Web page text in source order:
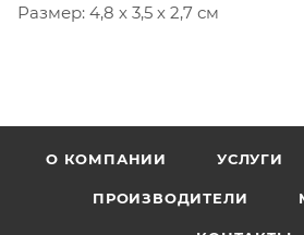
Размер: 4,8 х 3,5 х 2,7 см
О КОМПАНИИ УСЛУГИ
ПРОИЗВОДИТЕЛИ